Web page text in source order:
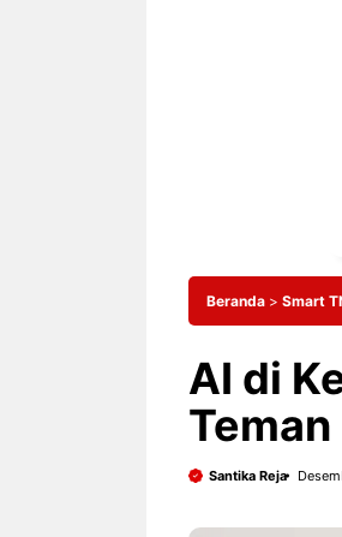
Beranda > Smart
AI di
Santika Reja